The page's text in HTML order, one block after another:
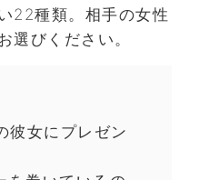
22種類。相手の女性
選びください。
彼女にプレゼン